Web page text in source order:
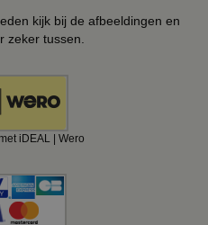
kijk bij de afbeeldingen en
zeker tussen.
iDEAL | Wero